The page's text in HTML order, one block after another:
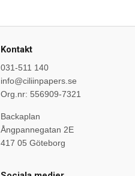
Kontakt
031-511 140
info@ciliinpapers.se
Org.nr: 556909-7321
Backaplan
Ångpannegatan 2E
417 05 Göteborg